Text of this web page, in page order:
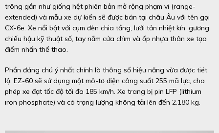
trông gần như giống hệt phiên bản mở rộng phạm vi (range-
extended) và mẫu xe dự kiến sẽ được bán tại châu Âu với tên gọi
CX-6e. Xe nổi bật với cụm đèn chia tầng, lưới tản nhiệt kín, gương
chiếu hậu kỹ thuật số, tay nắm cửa chìm và ốp nhựa thân xe tạo
điểm nhấn thể thao.
Phần đáng chú ý nhất chính là thông số hiệu năng vừa được tiét
lộ. EZ-60 sẽ sử dụng một mô-tơ điện công suất 255 mã lực, cho
phép xe đạt tốc độ tối đa 185 km/h. Xe trang bị pin LFP (lithium
iron phosphate) và có trọng lượng không tải lên đến 2.180 kg.